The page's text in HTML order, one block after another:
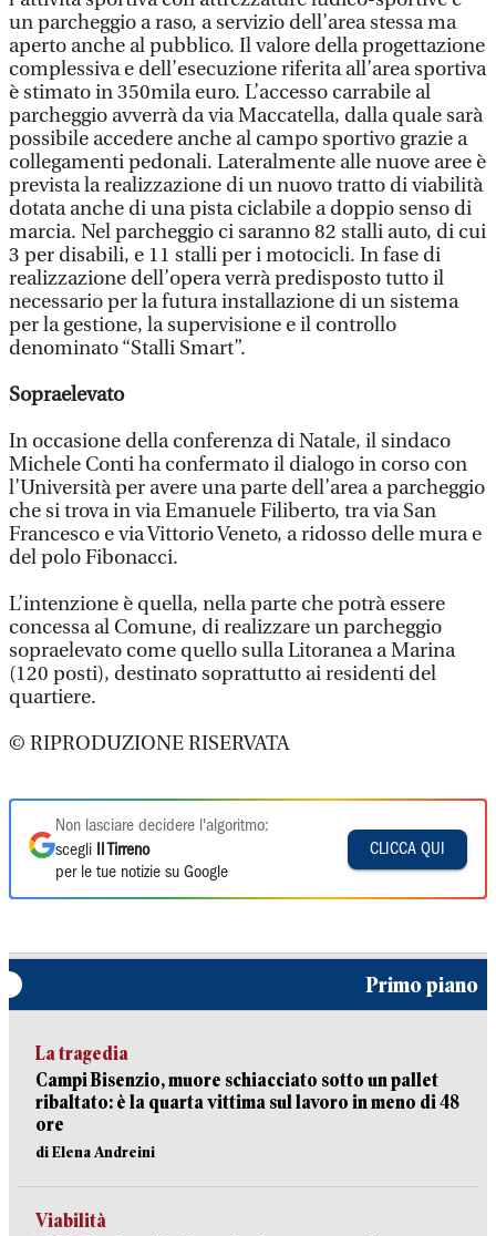
un parcheggio a raso, a servizio dell’area stessa ma
aperto anche al pubblico. Il valore della progettazione
complessiva e dell’esecuzione riferita all’area sportiva
è stimato in 350mila euro. L’accesso carrabile al
parcheggio avverrà da via Maccatella, dalla quale sarà
possibile accedere anche al campo sportivo grazie a
collegamenti pedonali. Lateralmente alle nuove aree è
prevista la realizzazione di un nuovo tratto di viabilità
dotata anche di una pista ciclabile a doppio senso di
marcia. Nel parcheggio ci saranno 82 stalli auto, di cui
3 per disabili, e 11 stalli per i motocicli. In fase di
realizzazione dell’opera verrà predisposto tutto il
necessario per la futura installazione di un sistema
per la gestione, la supervisione e il controllo
denominato “Stalli Smart”.
Sopraelevato
In occasione della conferenza di Natale, il sindaco
Michele Conti ha confermato il dialogo in corso con
l’Università per avere una parte dell’area a parcheggio
che si trova in via Emanuele Filiberto, tra via San
Francesco e via Vittorio Veneto, a ridosso delle mura e
del polo Fibonacci.
L’intenzione è quella, nella parte che potrà essere
concessa al Comune, di realizzare un parcheggio
sopraelevato come quello sulla Litoranea a Marina
(120 posti), destinato soprattutto ai residenti del
quartiere.
© RIPRODUZIONE RISERVATA
Non lasciare decidere l'algoritmo:
scegli
Il Tirreno
per le tue notizie su Google
CLICCA QUI
Primo piano
La tragedia
Campi Bisenzio, muore schiacciato sotto un pallet
ribaltato: è la quarta vittima sul lavoro in meno di 48
ore
di Elena Andreini
Viabilità